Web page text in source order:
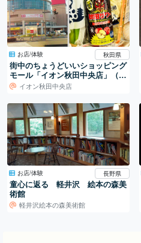
お店/体験 秋田県
街中のちょうどいいショッピング
モール「イオン秋田中央店」（通
称：サティ）でお買い物
イオン秋田中央店
お店/体験 長野県
童心に返る 軽井沢 絵本の森美
術館
軽井沢絵本の森美術館